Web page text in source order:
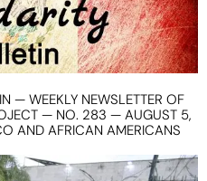
— WEEKLY NEWSLETTER OF
— NO. 283 — AUGUST 5,
AND AFRICAN AMERICANS